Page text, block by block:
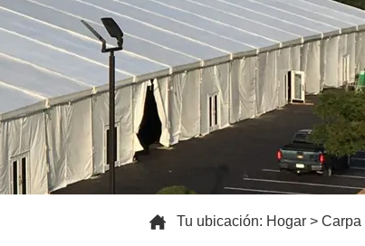
Tu ubicación: Hogar > Carpa